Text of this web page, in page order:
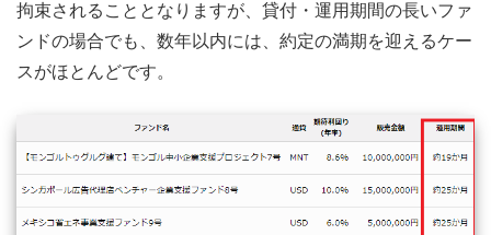
拘束されることとなりますが、貸付・運用期間の長いファ
ンドの場合でも、数年以内には、約定の満期を迎えるケー
スがほとんどです。